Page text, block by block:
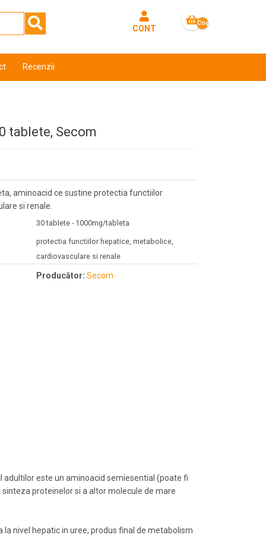
CONT
Coş
Recenzii
tablete, Secom
aminoacid ce sustine protectia functiilor
si renale.
30 tablete - 1000mg/tableta
protectia functiilor hepatice, metabolice,
cardiovasculare si renale
Producător: Secom
adultilor este un aminoacid semiesential (poate fi
proteinelor si a altor molecule de mare
nivel hepatic in uree, produs final de metabolism